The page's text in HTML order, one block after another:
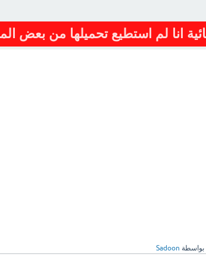
انا لم استطيع تحميلها من بعض
بواسطة Sadoon